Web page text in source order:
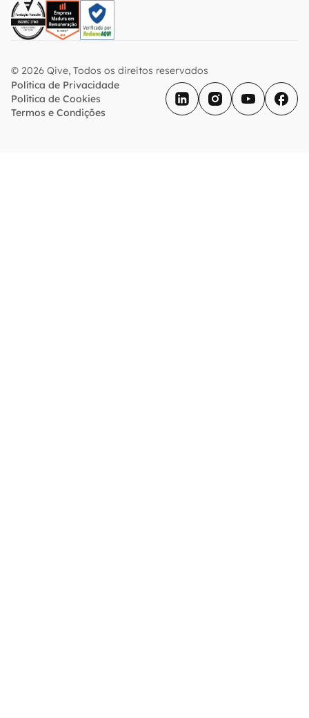
© 2026 Qive, Todos os direitos reservados
Política de Privacidade
Política de Cookies
Termos e Condições